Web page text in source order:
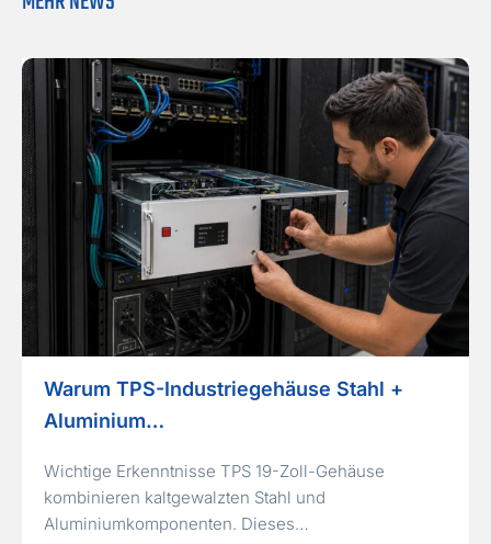
Warum TPS-Industriegehäuse Stahl +
Aluminium…
Wichtige Erkenntnisse TPS 19-Zoll-Gehäuse
kombinieren kaltgewalzten Stahl und
Aluminiumkomponenten. Dieses…